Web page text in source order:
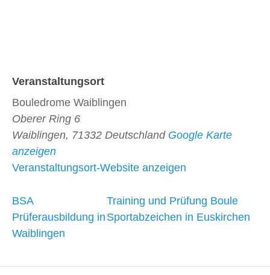
Veranstaltungsort
Bouledrome Waiblingen
Oberer Ring 6
Waiblingen, 71332 Deutschland Google Karte
anzeigen
Veranstaltungsort-Website anzeigen
BSA
Prüferausbildung in
Waiblingen
Training und Prüfung Boule
Sportabzeichen in Euskirchen